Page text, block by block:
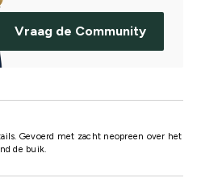
Vraag de Community
Gevoerd met zacht neopreen over het
de buik.